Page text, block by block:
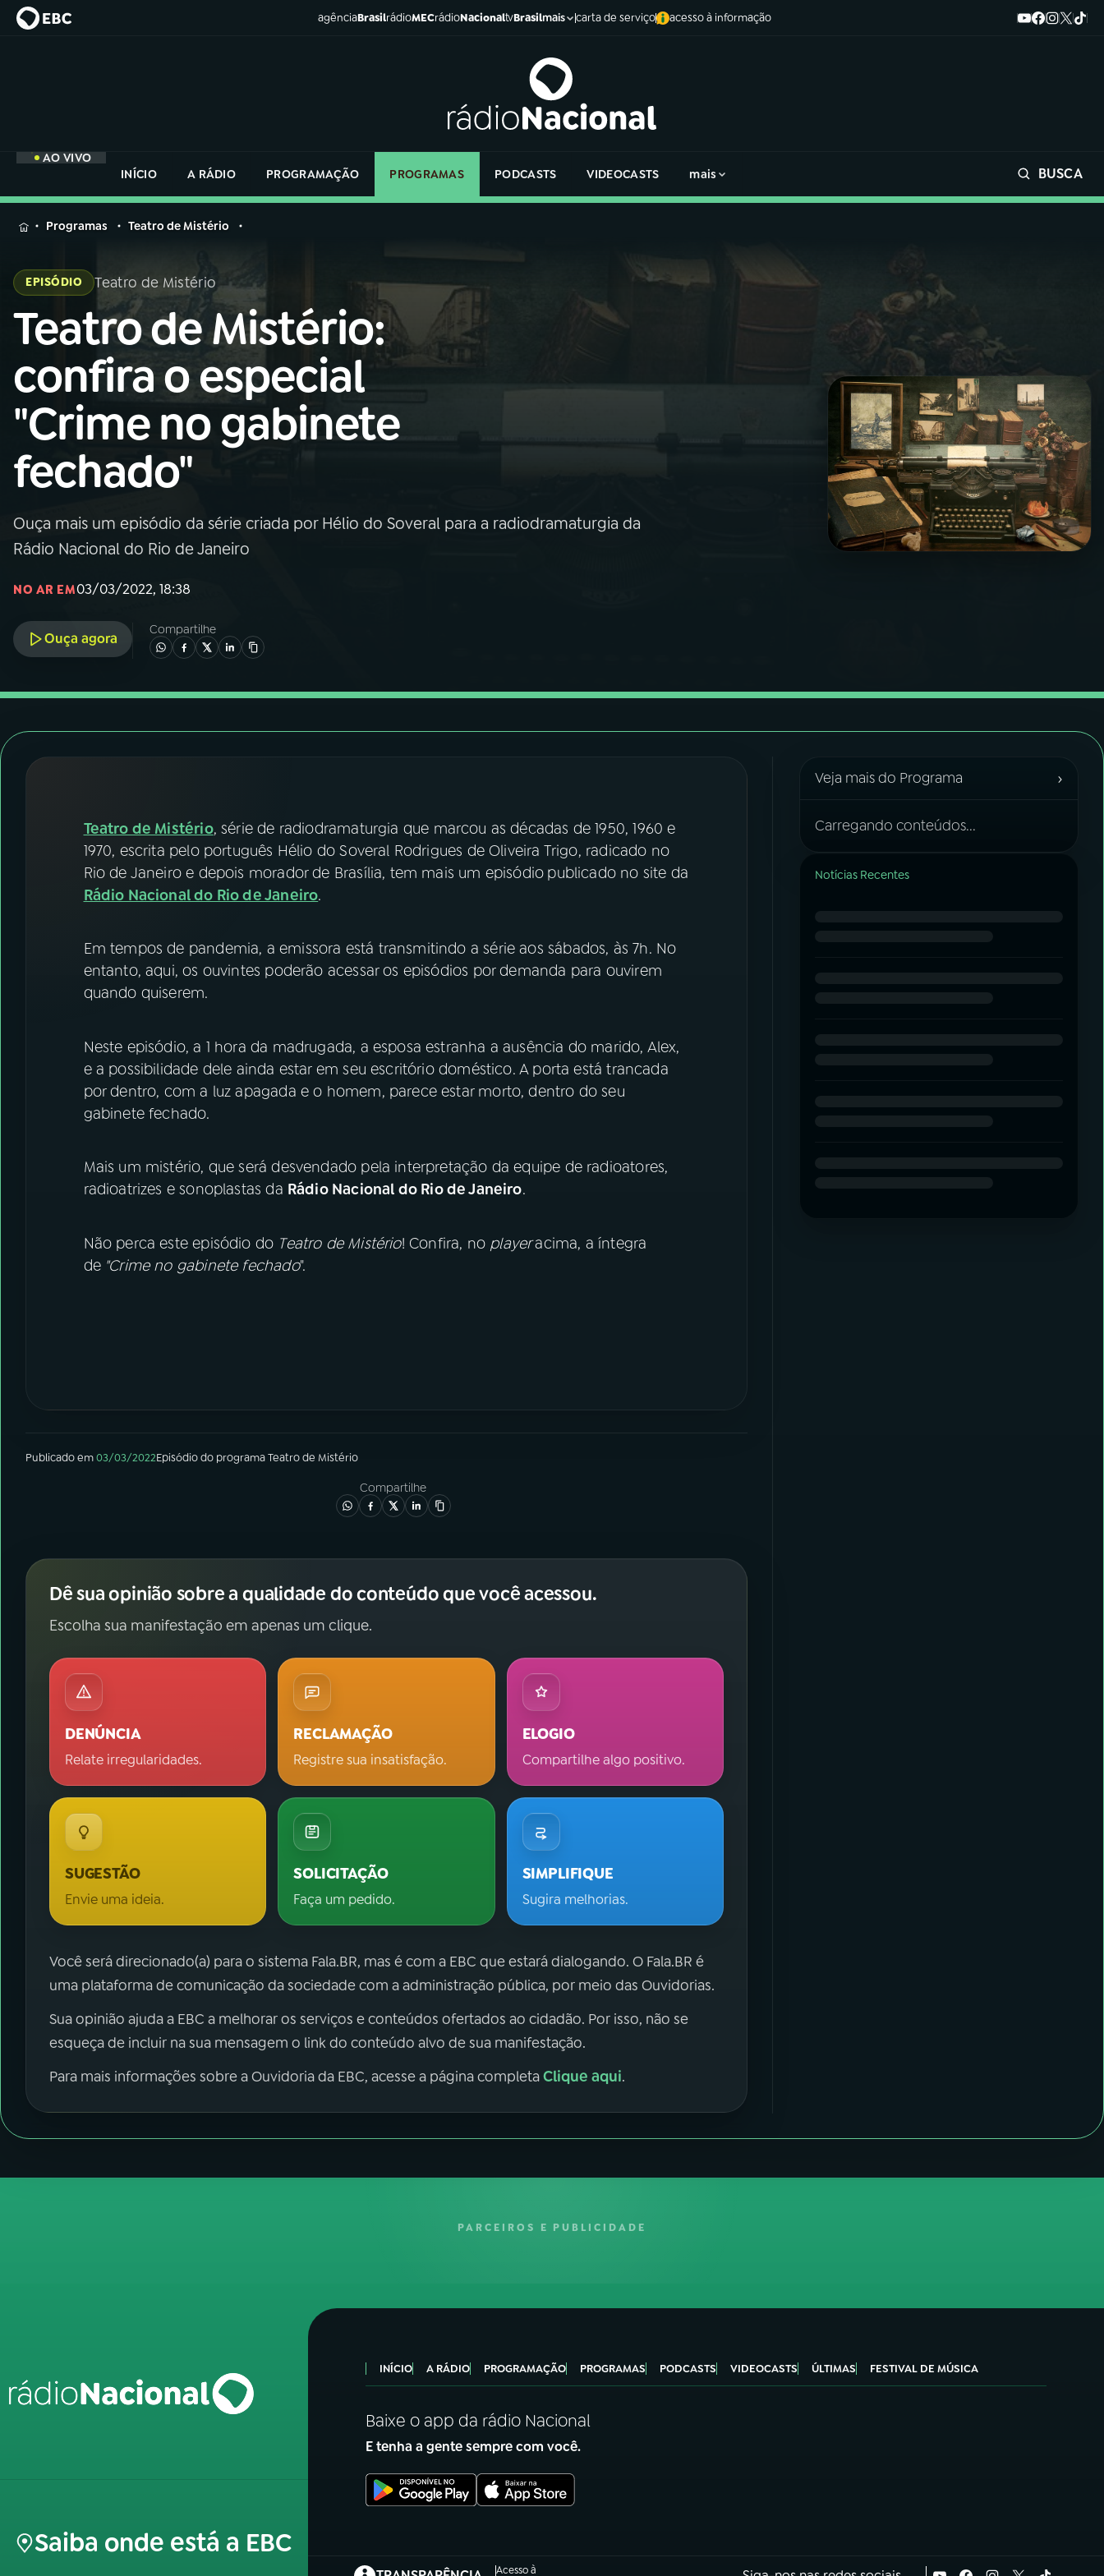
agênciaBrasilrádioMECrádioNacionaltvBrasilmais carta de serviço acesso à informação
AO VIVO
INÍCIO
A RÁDIO PROGRAMAÇÃO PROGRAMAS PODCASTS VIDEOCASTS mais BUSCA
MENU
Buscar
na
Rádio
Nacional
Buscar
01INÍCIO
02A RÁDIO
03PROGRAMAÇÃO
ACOMPANHE A RÁDIO NACIONAL
YouTube Facebook
na
Rádio
Programas Teatro de Mistério
EPISÓDIO Teatro de Mistério
Teatro de Mistério:
confira o especial
"Crime no gabinete
fechado"
Ouça mais um episódio da série criada por Hélio do Soveral para a radiodramaturgia da
Rádio Nacional do Rio de Janeiro
NO AR EM03/03/2022, 18:38
Ouça agora
Compartilhe
Teatro de Mistério, série de radiodramaturgia que marcou as décadas de 1950, 1960 e
1970, escrita pelo português Hélio do Soveral Rodrigues de Oliveira Trigo, radicado no
Rio de Janeiro e depois morador de Brasília, tem mais um episódio publicado no site da
Rádio Nacional do Rio de Janeiro.
Em tempos de pandemia, a emissora está transmitindo a série aos sábados, às 7h. No
entanto, aqui, os ouvintes poderão acessar os episódios por demanda para ouvirem
quando quiserem.
Neste episódio, a 1 hora da madrugada, a esposa estranha a ausência do marido, Alex,
e a possibilidade dele ainda estar em seu escritório doméstico. A porta está trancada
por dentro, com a luz apagada e o homem, parece estar morto, dentro do seu
gabinete fechado.
Mais um mistério, que será desvendado pela interpretação da equipe de radioatores,
radioatrizes e sonoplastas da Rádio Nacional do Rio de Janeiro.
Não perca este episódio do Teatro de Mistério! Confira, no playeracima, a íntegra
de"Crime no gabinete fechado".
Publicado em03/03/2022Episódiodo programaTeatro de Mistério
Compartilhe
Dê sua opinião sobre a qualidade do conteúdo que você acessou.
Escolha sua manifestação em apenas um clique.
DENÚNCIA
Relate irregularidades.
RECLAMAÇÃO
Registre sua insatisfação.
ELOGIO
Compartilhe algo positivo.
SUGESTÃO
Envie uma ideia.
SOLICITAÇÃO
Faça um pedido.
SIMPLIFIQUE
Sugira melhorias.
Você será direcionado(a) para o sistema Fala.BR, mas é com a EBC que estará dialogando. O Fala.BR é
uma plataforma de comunicação da sociedade com a administração pública, por meio das Ouvidorias.
Sua opinião ajuda a EBC a melhorar os serviços e conteúdos ofertados ao cidadão. Por isso, não se
esqueça de incluir na sua mensagem o link do conteúdo alvo de sua manifestação.
Para mais informações sobre a Ouvidoria da EBC, acesse a página completaClique aqui.
Veja mais do Programa ›
Carregando conteúdos...
Notícias Recentes
PARCEIROS E PUBLICIDADE
Saiba onde está a EBC
INÍCIO A RÁDIO PROGRAMAÇÃO PROGRAMAS PODCASTS VIDEOCASTS ÚLTIMAS FESTIVAL DE MÚSICA
Baixe o app da rádio Nacional
E tenha a gente sempre com você.
Acesso à